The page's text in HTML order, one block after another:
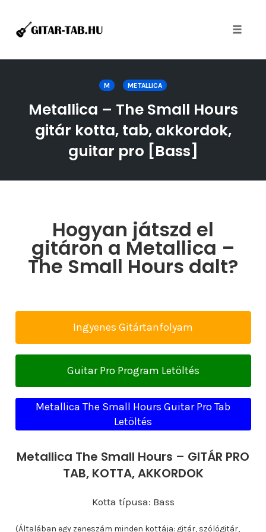
M METALLICA
Metallica – The Small Hours
gitár kotta, tab, akkordok,
guitar pro [Bass]
Hogyan játszd el
gitáron a Metallica –
The Small Hours dalt?
Ingyenes Gitártanfolyam
Guitar Pro Program Letöltés
Metallica The Small Hours Guitar Pro Tab
Letöltés
Metallica The Small Hours – GITÁR PRO
TAB, KOTTA, AKKORDOK
Kotta típusa: Bass
(Általában egy zeneszám minden kottája: gitár, szólógitár,